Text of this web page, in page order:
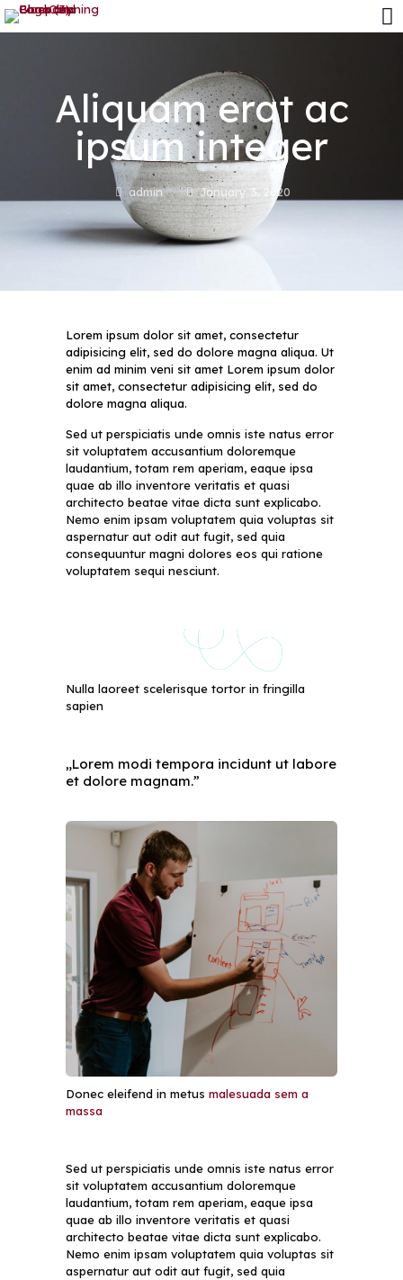
Aliquam erat ac
ipsum integer
admin January 3, 2020
Lorem ipsum dolor sit amet, consectetur
adipisicing elit, sed do dolore magna aliqua. Ut
enim ad minim veni sit amet Lorem ipsum dolor
sit amet, consectetur adipisicing elit, sed do
dolore magna aliqua.
Sed ut perspiciatis unde omnis iste natus error
sit voluptatem accusantium doloremque
laudantium, totam rem aperiam, eaque ipsa
quae ab illo inventore veritatis et quasi
architecto beatae vitae dicta sunt explicabo.
Nemo enim ipsam voluptatem quia voluptas sit
aspernatur aut odit aut fugit, sed quia
consequuntur magni dolores eos qui ratione
voluptatem sequi nesciunt.
Nulla laoreet scelerisque tortor in fringilla
sapien
„Lorem modi tempora incidunt ut labore
et dolore magnam.”
Donec eleifend in metus malesuada sem a
massa
Sed ut perspiciatis unde omnis iste natus error
sit voluptatem accusantium doloremque
laudantium, totam rem aperiam, eaque ipsa
quae ab illo inventore veritatis et quasi
architecto beatae vitae dicta sunt explicabo.
Nemo enim ipsam voluptatem quia voluptas sit
aspernatur aut odit aut fugit, sed quia